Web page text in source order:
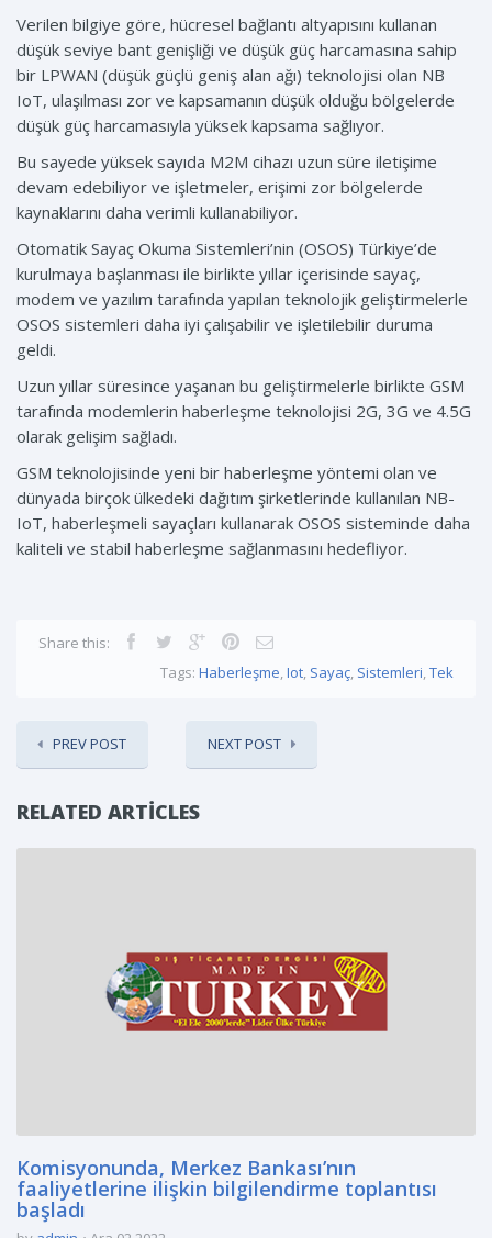
Verilen bilgiye göre, hücresel bağlantı altyapısını kullanan
düşük seviye bant genişliği ve düşük güç harcamasına sahip
bir LPWAN (düşük güçlü geniş alan ağı) teknolojisi olan NB
IoT, ulaşılması zor ve kapsamanın düşük olduğu bölgelerde
düşük güç harcamasıyla yüksek kapsama sağlıyor.
Bu sayede yüksek sayıda M2M cihazı uzun süre iletişime
devam edebiliyor ve işletmeler, erişimi zor bölgelerde
kaynaklarını daha verimli kullanabiliyor.
Otomatik Sayaç Okuma Sistemleri’nin (OSOS) Türkiye’de
kurulmaya başlanması ile birlikte yıllar içerisinde sayaç,
modem ve yazılım tarafında yapılan teknolojik geliştirmelerle
OSOS sistemleri daha iyi çalışabilir ve işletilebilir duruma
geldi.
Uzun yıllar süresince yaşanan bu geliştirmelerle birlikte GSM
tarafında modemlerin haberleşme teknolojisi 2G, 3G ve 4.5G
olarak gelişim sağladı.
GSM teknolojisinde yeni bir haberleşme yöntemi olan ve
dünyada birçok ülkedeki dağıtım şirketlerinde kullanılan NB-
IoT, haberleşmeli sayaçları kullanarak OSOS sisteminde daha
kaliteli ve stabil haberleşme sağlanmasını hedefliyor.
Share this:
Tags: Haberleşme,Iot, Sayaç, Sistemleri,Tek
PREV POST NEXT POST
RELATED ARTICLES
Komisyonunda, Merkez Bankası’nın
faaliyetlerine ilişkin bilgilendirme toplantısı
başladı